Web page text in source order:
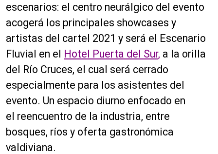
escenarios: el centro neurálgico del evento
acogerá los principales showcases y
artistas del cartel 2021 y será el Escenario
Fluvial en el Hotel Puerta del Sur, a la orilla
del Río Cruces, el cual será cerrado
especialmente para los asistentes del
evento. Un espacio diurno enfocado en
el reencuentro de la industria, entre
bosques, ríos y oferta gastronómica
valdiviana.